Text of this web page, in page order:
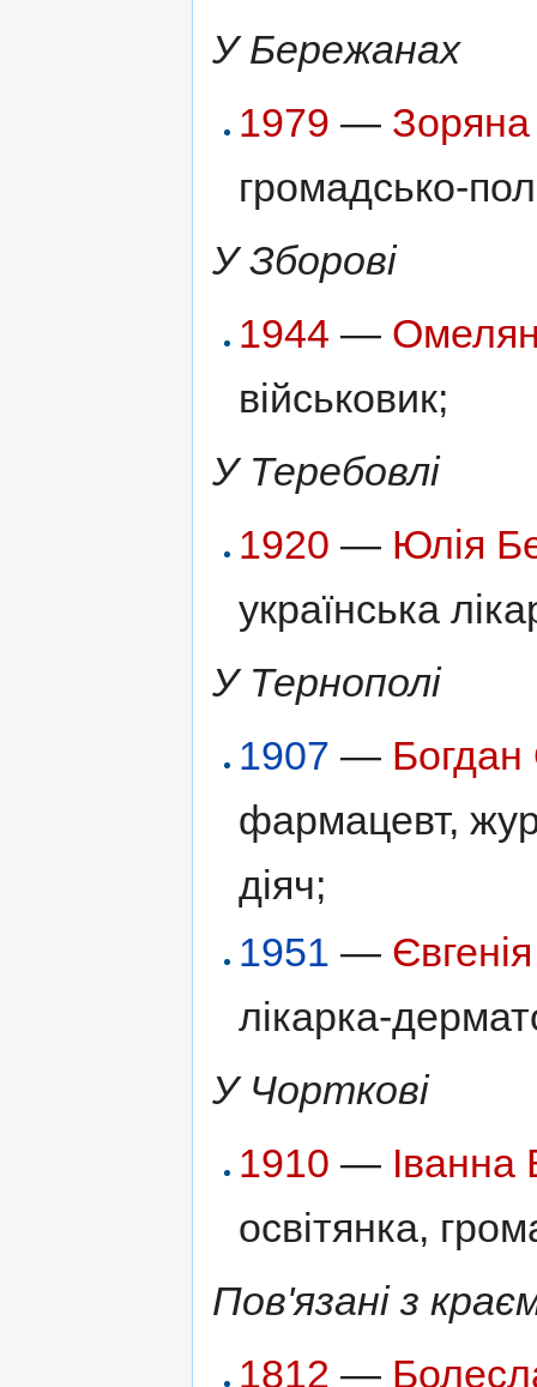
У Бережанах
1979 —
громадсько-
У Зборові
1944 —
військовик;
У Теребовлі
1920 — Юлія
українська
У Тернополі
1907 —
фармацевт,
діяч;
1951 —
лікарка-
У Чорткові
1910 — Іванна
освітянка,
Пов'язані з
1812 —